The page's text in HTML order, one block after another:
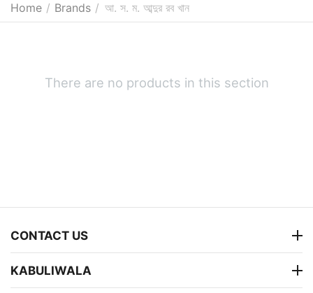
Home / Brands / আ. স. ম. আব্দুর রব খান
There are no products in this section
CONTACT US
KABULIWALA